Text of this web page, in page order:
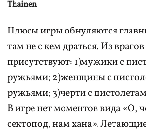
Thainen
Плюсы игры обнуляются
там не с кем драться. Из врагов
присутствуют: 1)мужики с
ружьями; 2)женщины с
ружьями; 3)черти с
В игре нет моментов вида «О,
сектопод, нам хана».